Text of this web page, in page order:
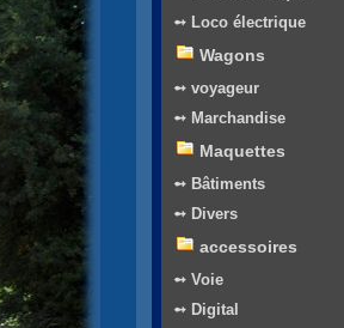
➻ Loco électrique
Wagons
➻ voyageur
➻ Marchandise
Maquettes
➻ Bâtiments
➻ Divers
accessoires
➻ Voie
➻ Digital